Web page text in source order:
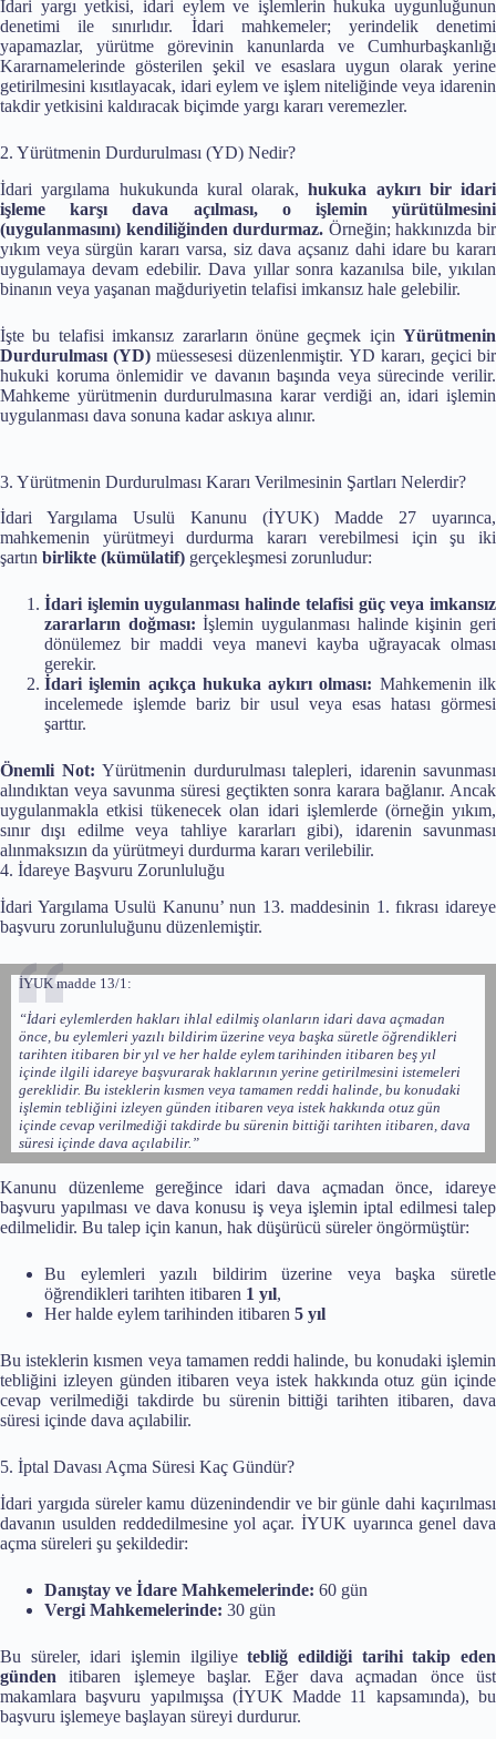
İdari yargı yetkisi, idari eylem ve işlemlerin hukuka uygunluğunun
denetimi ile sınırlıdır. İdari mahkemeler; yerindelik denetimi
yapamazlar, yürütme görevinin kanunlarda ve Cumhurbaşkanlığı
Kararnamelerinde gösterilen şekil ve esaslara uygun olarak yerine
getirilmesini kısıtlayacak, idari eylem ve işlem niteliğinde veya idarenin
takdir yetkisini kaldıracak biçimde yargı kararı veremezler.
2. Yürütmenin Durdurulması (YD) Nedir?
İdari yargılama hukukunda kural olarak,hukuka aykırı bir idari
işleme karşı dava açılması, o işlemin yürütülmesini
(uygulanmasını) kendiliğinden durdurmaz. Örneğin; hakkınızda bir
yıkım veya sürgün kararı varsa, siz dava açsanız dahi idare bu kararı
uygulamaya devam edebilir. Dava yıllar sonra kazanılsa bile, yıkılan
binanın veya yaşanan mağduriyetin telafisi imkansız hale gelebilir.
İşte bu telafisi imkansız zararların önüne geçmek için Yürütmenin
Durdurulması (YD) müessesesi düzenlenmiştir. YD kararı, geçici bir
hukuki koruma önlemidir ve davanın başında veya sürecinde verilir.
Mahkeme yürütmenin durdurulmasına karar verdiği an, idari işlemin
uygulanması dava sonuna kadar askıya alınır.
3. Yürütmenin Durdurulması Kararı Verilmesinin Şartları Nelerdir?
İdari Yargılama Usulü Kanunu (İYUK) Madde 27 uyarınca,
mahkemenin yürütmeyi durdurma kararı verebilmesi için şu iki
şartın birlikte (kümülatif) gerçekleşmesi zorunludur:
İdari işlemin uygulanması halinde telafisi güç veya imkansız
zararların doğması: İşlemin uygulanması halinde kişinin geri
dönülemez bir maddi veya manevi kayba uğrayacak olması
gerekir.
İdari işlemin açıkça hukuka aykırı olması: Mahkemenin ilk
incelemede işlemde bariz bir usul veya esas hatası görmesi
şarttır.
Önemli Not: Yürütmenin durdurulması talepleri, idarenin savunması
alındıktan veya savunma süresi geçtikten sonra karara bağlanır. Ancak
uygulanmakla etkisi tükenecek olan idari işlemlerde (örneğin yıkım,
sınır dışı edilme veya tahliye kararları gibi), idarenin savunması
alınmaksızın da yürütmeyi durdurma kararı verilebilir.
4. İdareye Başvuru Zorunluluğu
İdari Yargılama Usulü Kanunu’ nun 13. maddesinin 1. fıkrası idareye
başvuru zorunluluğunu düzenlemiştir.
İYUK madde 13/1:
“İdari eylemlerden hakları ihlal edilmiş olanların idari dava açmadan
önce, bu eylemleri yazılı bildirim üzerine veya başka süretle öğrendikleri
tarihten itibaren bir yıl ve her halde eylem tarihinden itibaren beş yıl
içinde ilgili idareye başvurarak haklarının yerine getirilmesini istemeleri
gereklidir. Bu isteklerin kısmen veya tamamen reddi halinde, bu konudaki
işlemin tebliğini izleyen günden itibaren veya istek hakkında otuz gün
içinde cevap verilmediği takdirde bu sürenin bittiği tarihten itibaren, dava
süresi içinde dava açılabilir.”
Kanunu düzenleme gereğince idari dava açmadan önce, idareye
başvuru yapılması ve dava konusu iş veya işlemin iptal edilmesi talep
edilmelidir. Bu talep için kanun, hak düşürücü süreler öngörmüştür:
Bu eylemleri yazılı bildirim üzerine veya başka süretle
öğrendikleri tarihten itibaren 1 yıl,
Her halde eylem tarihinden itibaren 5 yıl
Bu isteklerin kısmen veya tamamen reddi halinde, bu konudaki işlemin
tebliğini izleyen günden itibaren veya istek hakkında otuz gün içinde
cevap verilmediği takdirde bu sürenin bittiği tarihten itibaren, dava
süresi içinde dava açılabilir.
5. İptal Davası Açma Süresi Kaç Gündür?
İdari yargıda süreler kamu düzenindendir ve bir günle dahi kaçırılması
davanın usulden reddedilmesine yol açar. İYUK uyarınca genel dava
açma süreleri şu şekildedir:
Danıştay ve İdare Mahkemelerinde: 60 gün
Vergi Mahkemelerinde: 30 gün
Bu süreler, idari işlemin ilgiliyetebliğ edildiği tarihi takip eden
günden itibaren işlemeye başlar. Eğer dava açmadan önce üst
makamlara başvuru yapılmışsa (İYUK Madde 11 kapsamında), bu
başvuru işlemeye başlayan süreyi durdurur.